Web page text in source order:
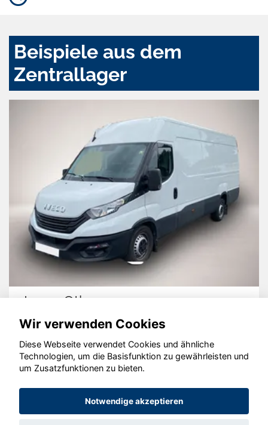
Beispiele aus dem
Zentrallager
Iveco Other
© konjunkturmotor.de GmbH 2020 - 2026
Wir verwenden Cookies
Diese Webseite verwendet Cookies und ähnliche
Technologien, um die Basisfunktion zu gewährleisten und
um Zusatzfunktionen zu bieten.
Notwendige akzeptieren